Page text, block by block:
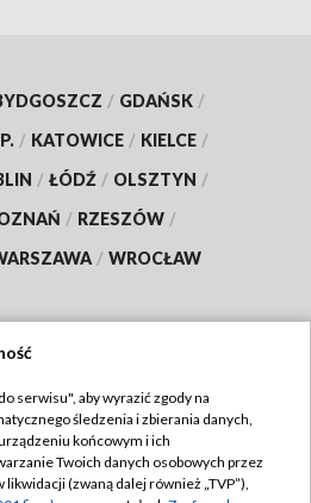
/ GDAŃSK /
/ KATOWICE / KIELCE /
/ ŁÓDŹ / OLSZTYN /
/ RZESZÓW /
/ WROCŁAW
TVP
TVP
serwisu", aby wyrazić zgody na
śledzenia i zbierania danych,
końcowym i ich
Twoich danych osobowych przez
likwidacji (zwaną dalej również „TVP”),